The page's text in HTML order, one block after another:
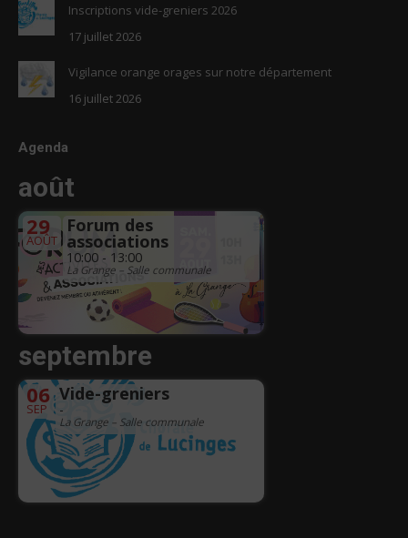
Inscriptions vide-greniers 2026
17 juillet 2026
Vigilance orange orages sur notre département
16 juillet 2026
Agenda
août
29
AOÛT
Forum des
associations
10:00 - 13:00
La Grange – Salle communale
septembre
06
SEP
Vide-greniers
-
La Grange – Salle communale